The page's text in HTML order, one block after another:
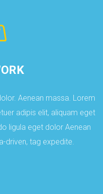
Aenean massa. Lorem
adipis elit, aliquam eget
ligula eget dolor Aenean
driven, tag expedite.
dolor. Aenean massa.
tetuer adipis elit,
commodo ligula eget
seamless beta-test